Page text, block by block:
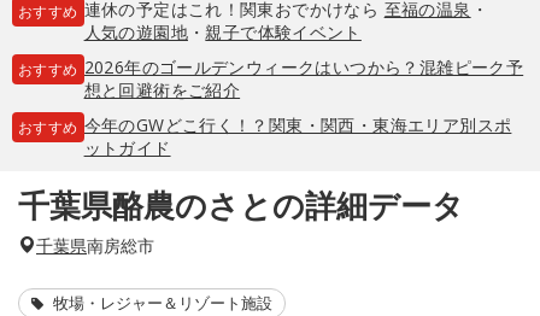
おすすめ 連休の予定はこれ！関東おでかけなら 至福の温泉 ・
人気の遊園地・親子で体験イベント
おすすめ 2026年のゴールデンウィークはいつから？混雑ピーク予
想と回避術をご紹介
おすすめ 今年のGWどこ行く！？関東・関西・東海エリア別スポ
ットガイド
千葉県酪農のさとの詳細データ
千葉県南房総市
牧場・レジャー＆リゾート施設